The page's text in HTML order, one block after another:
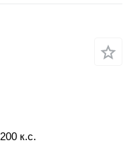
200 к.с.